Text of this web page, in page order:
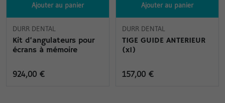
Ajouter au panier
DURR DENTAL
Kit d‘angulateurs pour
écrans à mémoire
924,00 €
Ajouter au panier
DURR DENTAL
TIGE GUIDE ANTERIEUR
(x1)
157,00 €